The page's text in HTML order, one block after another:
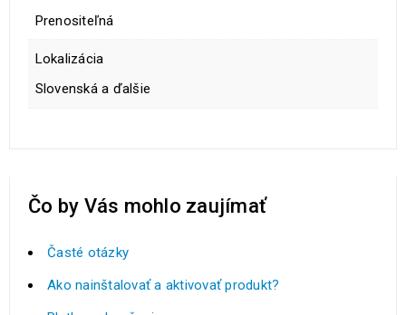
Prenositeľná
Lokalizácia
Slovenská a ďalšie
Čo by Vás mohlo zaujímať
Časté otázky
Ako nainštalovať a aktivovať produkt?